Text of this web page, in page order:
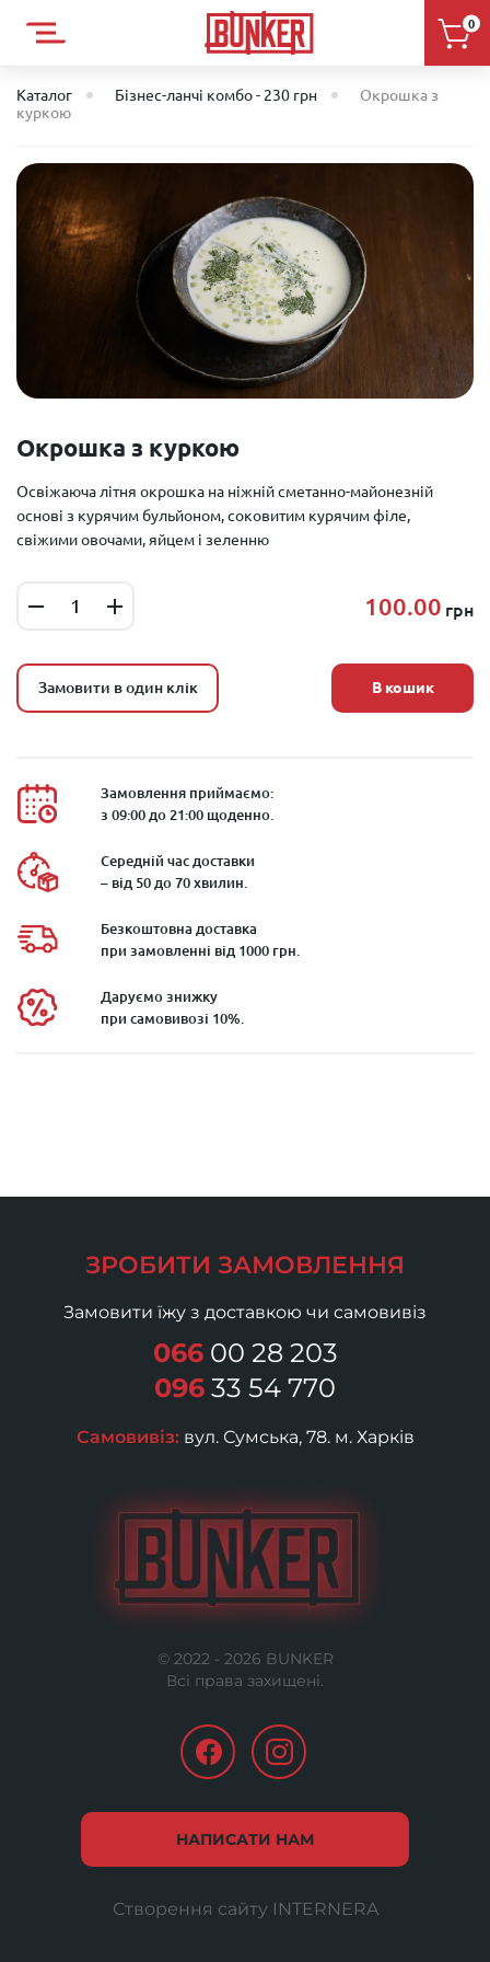
0
Каталог Бізнес-ланчі комбо - 230 грн
Окрошка з
куркою
Окрошка з куркою
Освіжаюча літня окрошка на ніжній сметанно-майонезній
основі з курячим бульйоном, соковитим курячим філе,
свіжими овочами, яйцем і зеленню
100.00 грн
В кошик
Замовити в один клік
Замовлення приймаємо:
з 09:00 до 21:00 щоденно.
Середній час доставки
– від 50 до 70 хвилин.
Безкоштовна доставка
при замовленні від 1000 грн.
Даруємо знижку
при самовивозі 10%.
© 2022 - 2026 BUNKER
Всі права захищені.
НАПИСАТИ НАМ
Створення сайту INTERNERA
ЗРОБИТИ ЗАМОВЛЕННЯ
Замовити їжу з доставкою чи самовивіз
06600 28 203
096 33 54 770
Самовивіз:вул. Сумська, 78. м. Харків